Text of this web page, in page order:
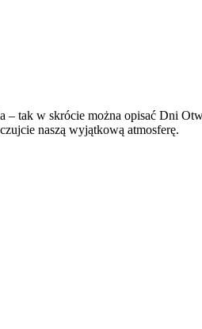
tak w skrócie można opisać Dni
naszą wyjątkową atmosferę.